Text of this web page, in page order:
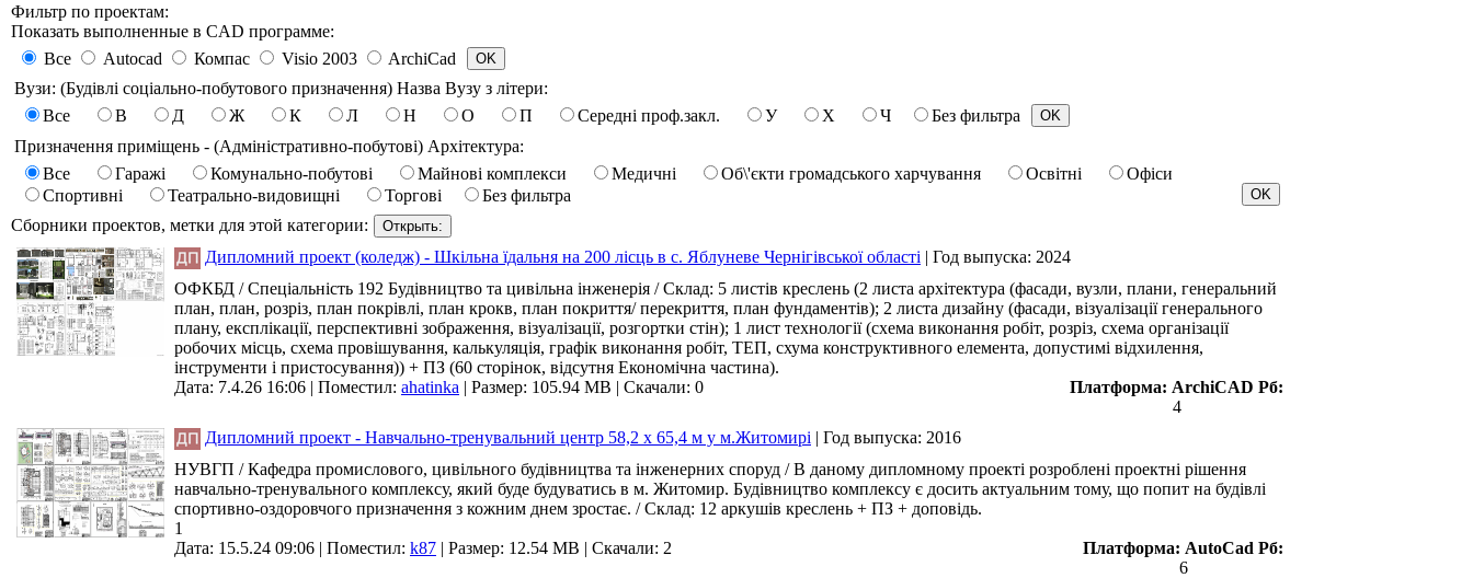
Фильтр по проектам:
Показать выполненные в CAD программе:
Все
Autocad Компас Visio 2003
ArchiCad
Вузи: (Будівлі соціально-побутового призначення) Назва Вузу з літери:
Все
В Д Ж К Л Н О П Середні проф.закл. У Х Ч
Без фильтра
Призначення приміщень - (Адміністративно-побутові) Архітектура:
Все
Гаражі Комунально-побутові Майнові комплекси Медичні Об\'єкти громадського харчування Освітні
Офіси
Спортивні
Театрально-видовищні Торгові
Без фильтра
Сборники проектов, метки для этой категории:
Дипломний проект (коледж) - Шкільна їдальня на 200 лісць в с. Яблуневе Чернігівської області | Год выпуска: 2024
ОФКБД / Спеціальність 192 Будівництво та цивільна інженерія / Склад: 5 листів креслень (2 листа архітектура (фасади, вузли, плани, генеральний
план, план, розріз, план покрівлі, план крокв, план покриття/ перекриття, план фундаментів); 2 листа дизайну (фасади, візуалізації генерального
плану, експлікації, перспективні зображення, візуалізації, розгортки стін); 1 лист технології (схема виконання робіт, розріз, схема організації
робочих місць, схема провішування, калькуляція, графік виконання робіт, ТЕП, схума конструктивного елемента, допустимі відхилення,
інструменти і пристосування)) + ПЗ (60 сторінок, відсутня Економічна частина).
Дата: 7.4.26 16:06 | Поместил: ahatinka | Размер: 105.94 MB | Скачали: 0 Платформа: ArchiCAD Рб:
4
Дипломний проект - Навчально-тренувальний центр 58,2 х 65,4 м у м.Житомирі | Год выпуска: 2016
НУВГП / Кафедра промислового, цивільного будівництва та інженерних споруд / В даному дипломному проекті розроблені проектні рішення
навчально-тренувального комплексу, який буде будуватись в м. Житомир. Будівництво комплексу є досить актуальним тому, що попит на будівлі
спортивно-оздоровчого призначення з кожним днем зростає. / Склад: 12 аркушiв креслень + ПЗ + доповiдь.
1
Дата: 15.5.24 09:06 | Поместил: k87 | Размер: 12.54 MB | Скачали: 2 Платформа: AutoCad Рб:
6